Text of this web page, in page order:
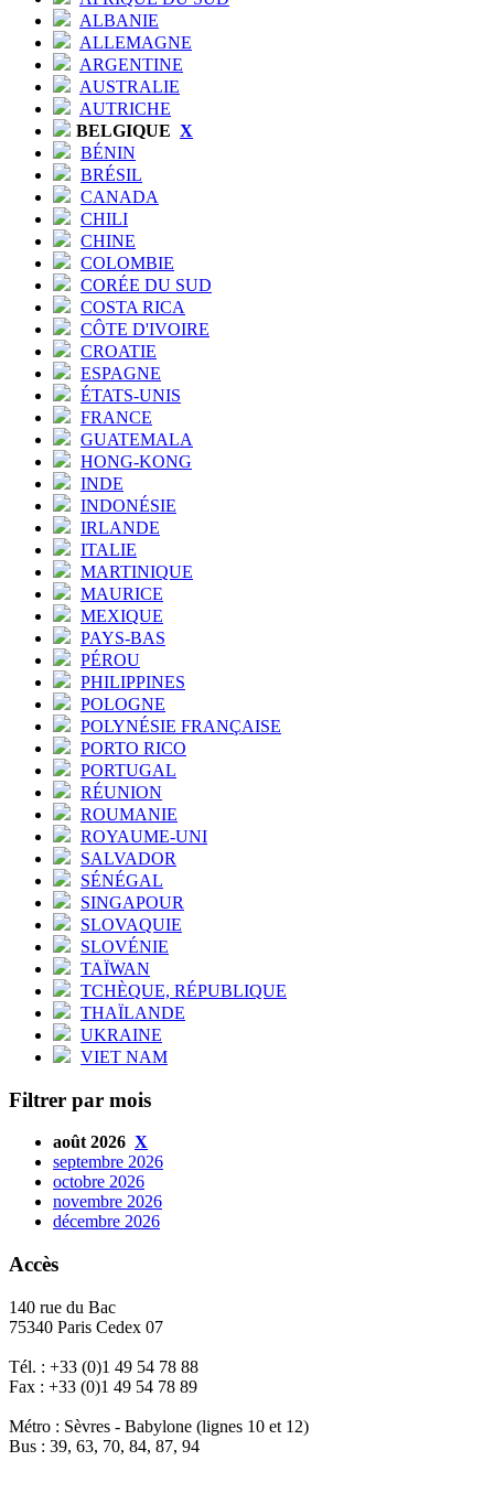
ALBANIE
ALLEMAGNE
ARGENTINE
AUSTRALIE
AUTRICHE
BELGIQUE X
BÉNIN
BRÉSIL
CANADA
CHILI
CHINE
COLOMBIE
CORÉE DU SUD
COSTA RICA
CÔTE D'IVOIRE
CROATIE
ESPAGNE
ÉTATS-UNIS
FRANCE
GUATEMALA
HONG-KONG
INDE
INDONÉSIE
IRLANDE
ITALIE
MARTINIQUE
MAURICE
MEXIQUE
PAYS-BAS
PÉROU
PHILIPPINES
POLOGNE
POLYNÉSIE FRANÇAISE
PORTO RICO
PORTUGAL
RÉUNION
ROUMANIE
ROYAUME-UNI
SALVADOR
SÉNÉGAL
SINGAPOUR
SLOVAQUIE
SLOVÉNIE
TAÏWAN
TCHÈQUE, RÉPUBLIQUE
THAÏLANDE
UKRAINE
VIET NAM
Filtrer par mois
août 2026 X
septembre 2026
octobre 2026
novembre 2026
décembre 2026
Accès
140 rue du Bac
75340 Paris Cedex 07
Tél. : +33 (0)1 49 54 78 88
Fax : +33 (0)1 49 54 78 89
Métro : Sèvres - Babylone (lignes 10 et 12)
Bus : 39, 63, 70, 84, 87, 94